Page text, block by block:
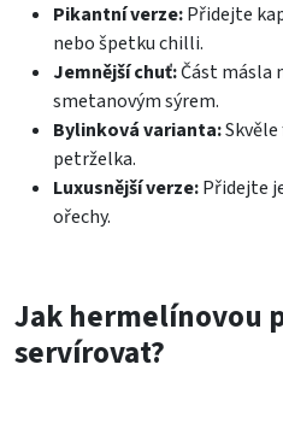
Pikantní verze:Přidejte
nebo špetku chilli.
Jemnější chuť:Část másla
smetanovým sýrem.
Bylinková varianta:
petrželka.
Luxusnější verze:Přidejte
ořechy.
Jak hermelínovou
servírovat?